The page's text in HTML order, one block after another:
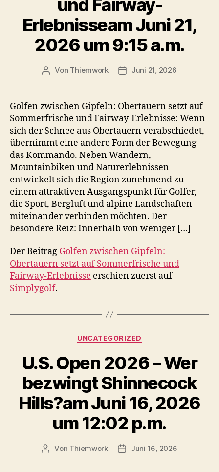
und Fairway-
Erlebnisseam Juni 21,
2026 um 9:15 a.m.
Beitragsautor
Von Thiemwork Veröffentlichungsdatum
Juni 21, 2026
Golfen zwischen Gipfeln: Obertauern setzt auf
Sommerfrische und Fairway-Erlebnisse: Wenn
sich der Schnee aus Obertauern verabschiedet,
übernimmt eine andere Form der Bewegung
das Kommando. Neben Wandern,
Mountainbiken und Naturerlebnissen
entwickelt sich die Region zunehmend zu
einem attraktiven Ausgangspunkt für Golfer,
die Sport, Bergluft und alpine Landschaften
miteinander verbinden möchten. Der
besondere Reiz: Innerhalb von weniger […]
Der Beitrag Golfen zwischen Gipfeln:
Obertauern setzt auf Sommerfrische und
Fairway-Erlebnisse erschien zuerst auf
Simplygolf.
Kategorien
UNCATEGORIZED
U.S. Open 2026 – Wer
bezwingt Shinnecock
Hills?am Juni 16, 2026
um 12:02 p.m.
Beitragsautor
Von Thiemwork Veröffentlichungsdatum
Juni 16, 2026